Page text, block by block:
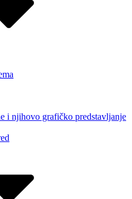
i njihovo grafičko predstavljanje